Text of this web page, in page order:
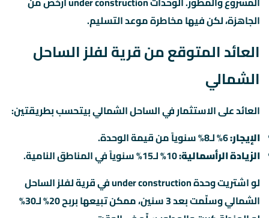
الجاهزة، لكن فيها مخاطرة موعد التسليم.
العائد المتوقع من قرية لفلز الساحل
الشمالي
العائد على الاستثمار في الساحل الشمالي بيتحسب بطريقتين:
الإيجار:6% لـ8% سنوياً من قيمة الوحدة.
الزيادة الرأسمالية:10% لـ15% سنوياً في المناطق النامية.
لو اشتريت وحدة under construction في قرية لفلز الساحل
الشمالي وسلّمت بعد 3 سنين، ممكن تبيعها بربح 20% لـ30%